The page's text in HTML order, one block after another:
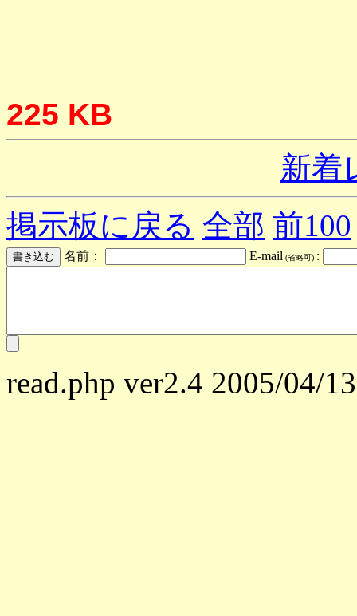
225 KB
新着
掲示板に戻る 全部 前100
名前： E-mail (省略可) :
read.php ver2.4 2005/04/13